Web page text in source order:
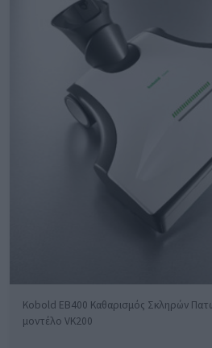
Kobold EB400 Καθαρισμός Σκληρών
μοντέλο VK200